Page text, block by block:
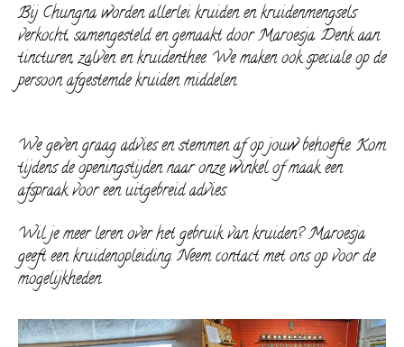
Bij Chungna worden allerlei kruiden en kruidenmengsels
verkocht, samengesteld en gemaakt door Maroesja. Denk aan
tincturen, zalven en kruidenthee. We maken ook speciale op de
persoon afgestemde kruiden middelen.
We geven graag advies en stemmen af op jouw behoefte. Kom
tijdens de openingstijden naar onze winkel of maak een
afspraak voor een uitgebreid advies.
Wil je meer leren over het gebruik van kruiden? Maroesja
geeft een kruidenopleiding. Neem contact met ons op voor de
mogelijkheden.